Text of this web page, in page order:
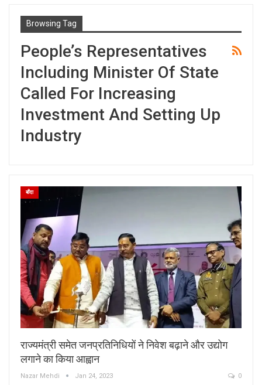
Browsing Tag
People’s Representatives
Including Minister Of State
Called For Increasing
Investment And Setting Up
Industry
बाँदा
राज्यमंत्री समेत जनप्रतिनिधियों ने निवेश बढ़ाने और उद्योग
लगाने का किया आह्वान
Nazar Mehdi Jan 24, 2023 0